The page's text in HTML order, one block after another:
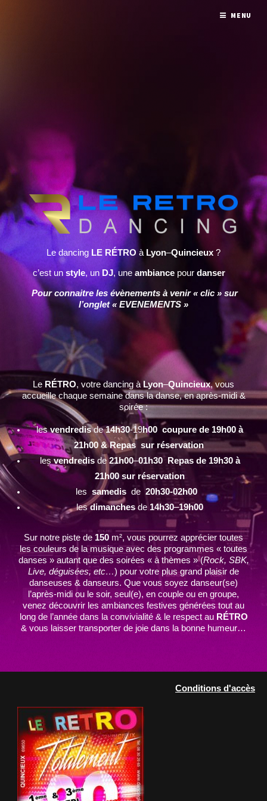
Le dancing LE RÉTRO à Lyon–Quincieux ?
c’est unstyle, un DJ, une ambiancepour danser
Pour connaitre les évènements à venir « clic » sur
l’onglet « EVENEMENTS »
Le RÉTRO, votre dancing àLyon–Quincieux, vous
accueille chaque semaine dans la danse, en après-midi &
soirée :
lesvendredisde14h30-19h00 coupure de 19h00 à
21h00 & Repas sur réservation
lesvendredisde21h00–01h30 Repas de 19h30 à
21h00 sur réservation
les samedis de20h30-02h00
lesdimanches de 14h30–19h00
Sur notre piste de 150 m², vous pourrez apprécier toutes
les couleurs de la musique avec des programmes « toutes
danses » autant que des soirées « à thèmes » (Rock, SBK,
Live, déguisées, etc…) pour votre plus grand plaisir de
danseuses & danseurs. Que vous soyez danseur(se)
l’après-midi ou le soir, seul(e), en couple ou en groupe,
venez découvrir les ambiances festives générées tout au
long de l’année dans la convivialité & le respect au RÉTRO
& vous laisser transporter de joie dans la bonne humeur…
Conditions d'accès
MENU